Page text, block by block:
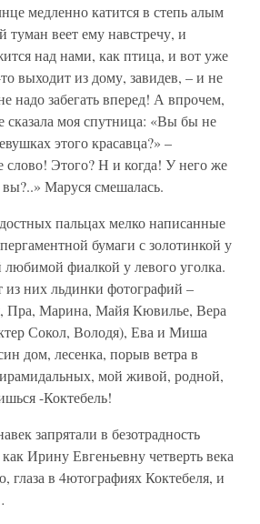
медленно катится в степь алым
туман веет ему навстречу, и
над нами, как птица, и вот уже
выходит из дому, завидев, – и не
надо забегать вперед! А впрочем,
сказала моя спутница: «Вы бы не
этого красавца?» –
слово! Этого? Н и когда! У него же
Маруся смешалась.
пальцах мелко написанные
бумаги с золотинкой у
фиалкой у левого уголка.
них льдинки фотографий –
Пра, Марина, Майя Кювилье, Вера
Сокол, Володя), Ева и Миша
дом, лесенка, порыв ветра в
мой живой, родной,
-Коктебель!
запрятали в безотрадность
Ирину Евгеньевну четверть века
глаза в 4ютографиях Коктебеля, и